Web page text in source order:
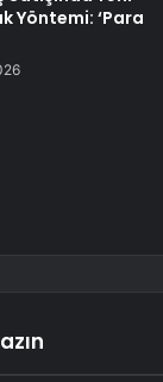
Yöntemi: ‘Para